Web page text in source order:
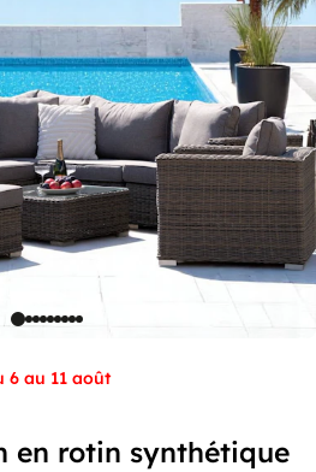
6 au 11 août
en rotin synthétique